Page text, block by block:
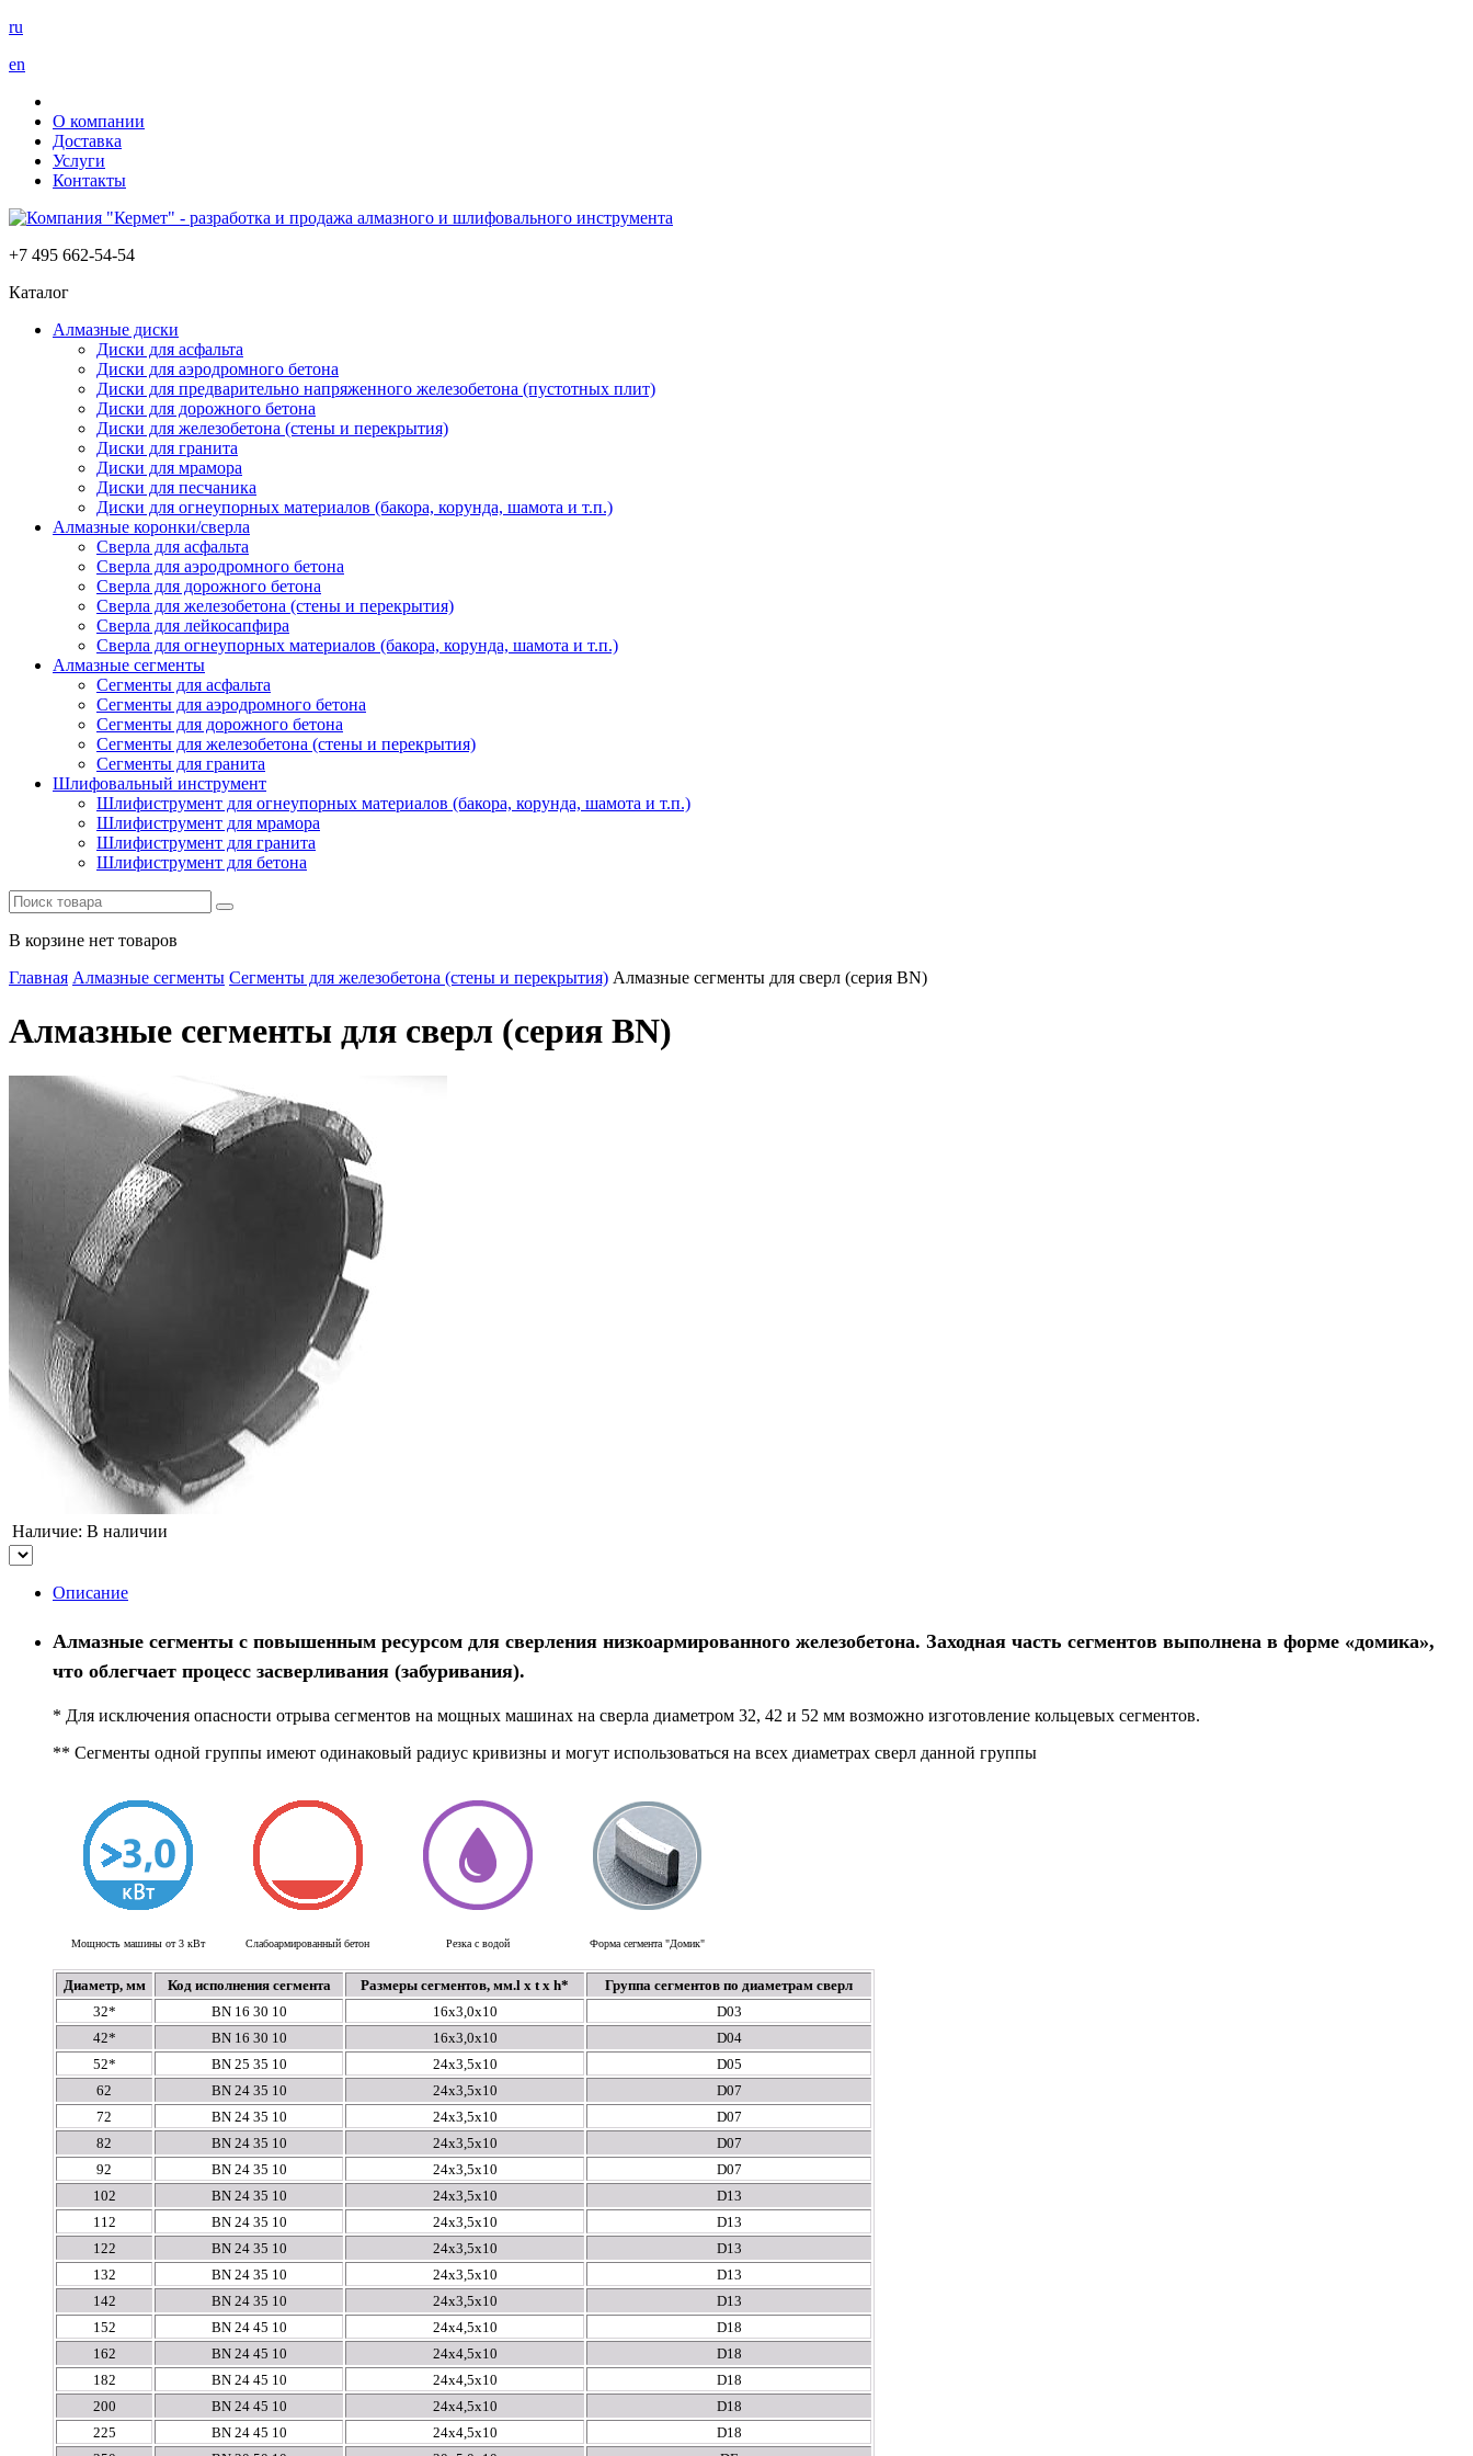
ru
en
О компании
Доставка
Услуги
Контакты
+7 495 662-54-54
Каталог
Алмазные диски
Диски для асфальта
Диски для аэродромного бетона
Диски для предварительно напряженного железобетона (пустотных плит)
Диски для дорожного бетона
Диски для железобетона (стены и перекрытия)
Диски для гранита
Диски для мрамора
Диски для песчаника
Диски для огнеупорных материалов (бакора, корунда, шамота и т.п.)
Алмазные коронки/сверла
Сверла для асфальта
Сверла для аэродромного бетона
Сверла для дорожного бетона
Сверла для железобетона (стены и перекрытия)
Сверла для лейкосапфира
Сверла для огнеупорных материалов (бакора, корунда, шамота и т.п.)
Алмазные сегменты
Сегменты для асфальта
Cегменты для аэродромного бетона
Cегменты для дорожного бетона
Сегменты для железобетона (стены и перекрытия)
Сегменты для гранита
Шлифовальный инструмент
Шлифиструмент для огнеупорных материалов (бакора, корунда, шамота и т.п.)
Шлифиструмент для мрамора
Шлифиструмент для гранита
Шлифиструмент для бетона
В корзине нет товаров
Главная Алмазные сегменты Сегменты для железобетона (стены и перекрытия) Алмазные сегменты для сверл (серия BN)
Алмазные сегменты для сверл (серия BN)
Наличие: В наличии
Описание
Алмазные сегменты с повышенным ресурсом для сверления низкоармированного железобетона. Заходная часть сегментов выполнена в форме «домика»,
что облегчает процесс засверливания (забуривания).
* Для исключения опасности отрыва сегментов на мощных машинах на сверла диаметром 32, 42 и 52 мм возможно изготовление кольцевых сегментов.
** Сегменты одной группы имеют одинаковый радиус кривизны и могут использоваться на всех диаметрах сверл данной группы
Мощность машины от 3 кВт Слабоармированный бетон Резка с водой Форма сегмента "Домик"
Диаметр, мм Код исполнения сегмента Размеры сегментов, мм.l x t x h*
Группа сегментов по диаметрам сверл
32*
BN 16 30 10 16х3,0х10
D03
42*
BN 16 30 10 16х3,0х10
D04
52*
BN 25 35 10 24х3,5х10
D05
62
BN 24 35 10 24х3,5х10
D07
72
BN 24 35 10 24х3,5х10
D07
82
BN 24 35 10 24х3,5х10
D07
92
BN 24 35 10 24х3,5х10
D07
102
BN 24 35 10 24х3,5х10
D13
112
BN 24 35 10 24х3,5х10
D13
122
BN 24 35 10 24х3,5х10
D13
132
BN 24 35 10 24х3,5х10
D13
142
BN 24 35 10 24х3,5х10
D13
152
BN 24 45 10 24х4,5х10
D18
162
BN 24 45 10 24х4,5х10
D18
182
BN 24 45 10 24х4,5х10
D18
200
BN 24 45 10 24х4,5х10
D18
225
BN 24 45 10 24х4,5х10
D18